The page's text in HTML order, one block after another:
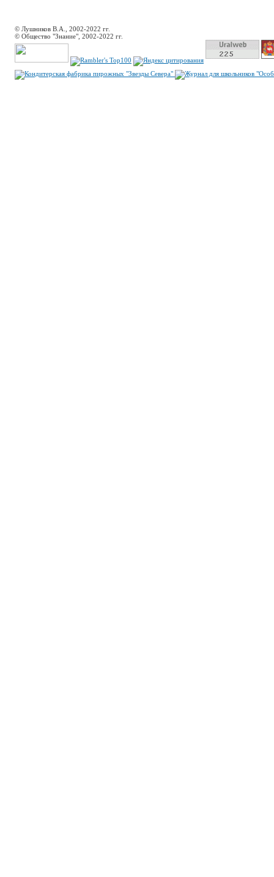
© Лушников В.А., 2002-2022 гг.
© Общество "Знание", 2002-2022 гг.